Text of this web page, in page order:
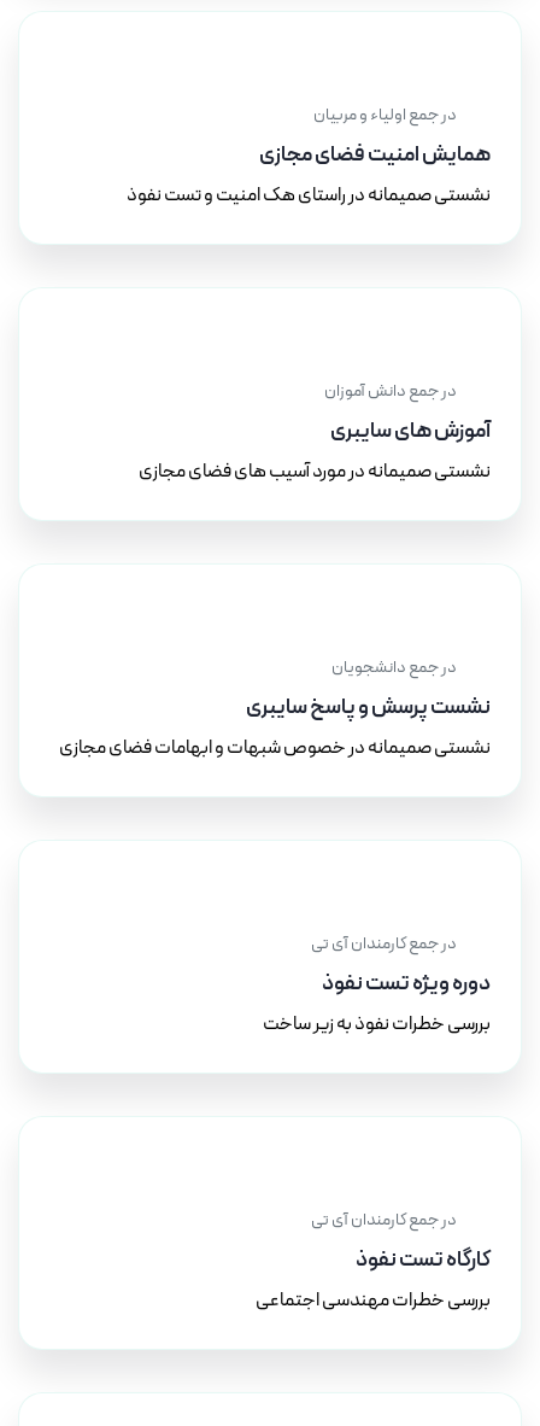
در جمع اولیاء و مربیان
همایش امنیت فضای مجازی
نشستی صمیمانه در راستای هک امنیت و تست نفوذ
در جمع دانش آموزان
آموزش های سایبری
نشستی صمیمانه در مورد آسیب های فضای مجازی
در جمع دانشجویان
نشست پرسش و پاسخ سایبری
نشستی صمیمانه در خصوص شبهات و ابهامات فضای مجازی
در جمع کارمندان آی تی
دوره ویژه تست نفوذ
بررسی خطرات نفوذ به زیر ساخت
در جمع کارمندان آی تی
کارگاه تست نفوذ
بررسی خطرات مهندسی اجتماعی